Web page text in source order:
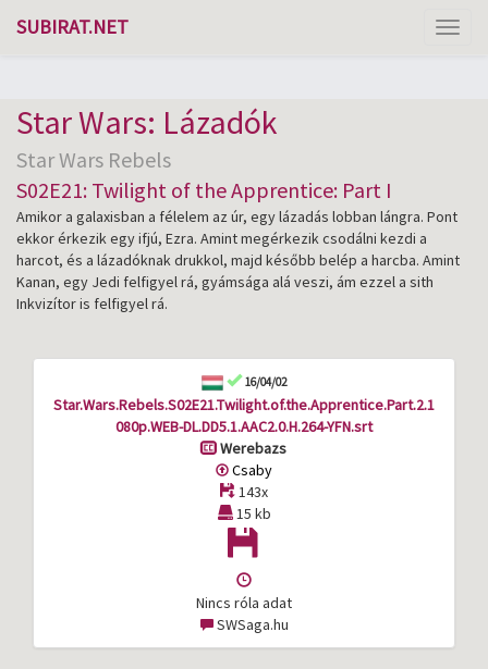
SUBIRAT.NET
Star Wars: Lázadók
Star Wars Rebels
S02E21: Twilight of the Apprentice: Part I
Amikor a galaxisban a félelem az úr, egy lázadás lobban lángra. Pont
ekkor érkezik egy ifjú, Ezra. Amint megérkezik csodálni kezdi a
harcot, és a lázadóknak drukkol, majd később belép a harcba. Amint
Kanan, egy Jedi felfigyel rá, gyámsága alá veszi, ám ezzel a sith
Inkvizítor is felfigyel rá.
16/04/02
Star.Wars.Rebels.S02E21.Twilight.of.the.Apprentice.Part.2.1
080p.WEB-DL.DD5.1.AAC2.0.H.264-YFN.srt
Werebazs
Csaby
143x
15 kb
Nincs róla adat
SWSaga.hu